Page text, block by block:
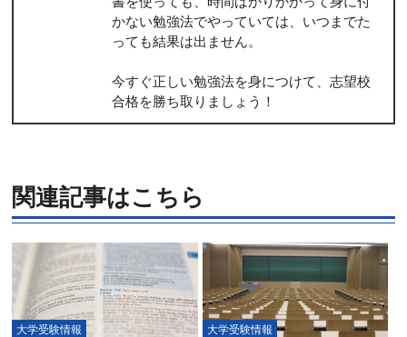
かない勉強法でやっていては、いつまでた
っても結果は出ません。
今すぐ正しい勉強法を身につけて、志望校
合格を勝ち取りましょう！
関連記事はこちら
大学受験情報 大学受験情報